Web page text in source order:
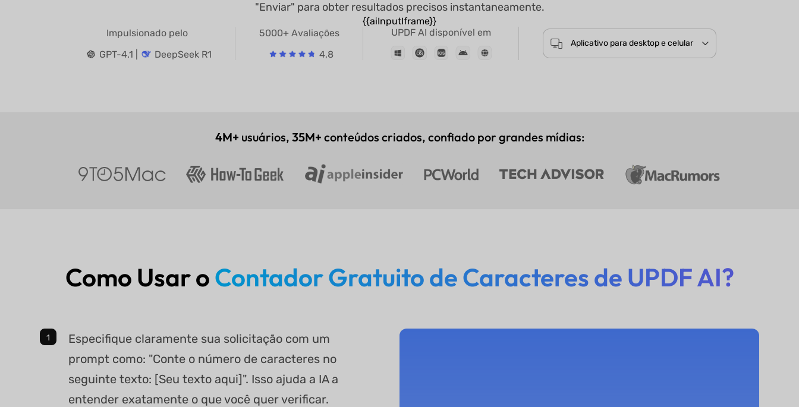
"Enviar" para obter resultados precisos instantaneamente.
{{aiInputIframe}}
Impulsionado pelo
GPT-4.1 |
DeepSeek R1
5000+ Avaliações
4,8
UPDF AI disponível em
Aplicativo para desktop e celular
4M+ usuários, 35M+ conteúdos criados, confiado por grandes mídias:
Como Usar oContador Gratuito de Caracteres de UPDF AI?
Especifique claramente sua solicitação com um
prompt como: "Conte o número de caracteres no
seguinte texto: [Seu texto aqui]". Isso ajuda a IA a
entender exatamente o que você quer verificar.